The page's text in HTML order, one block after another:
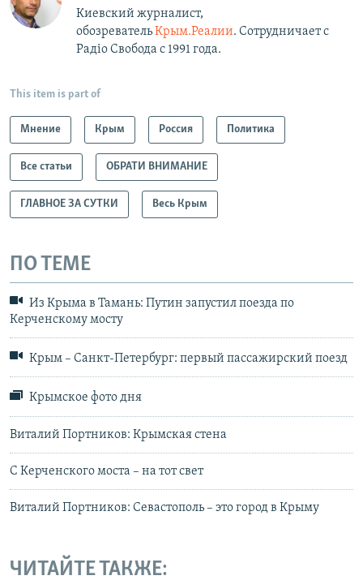
Киевский журналист,
обозревательКрым.Реалии. Сотрудничает с
Радiо Свобода с 1991 года.
This item is part of
Мнение Крым Россия Политика
Все статьи ОБРАТИ ВНИМАНИЕ
ГЛАВНОЕ ЗА СУТКИ Весь Крым
ПО ТЕМЕ
Из Крыма в Тамань: Путин запустил поезда по
Керченскому мосту
Крым – Санкт-Петербург: первый пассажирский поезд
Крымское фото дня
Виталий Портников: Крымская стена
С Керченского моста – на тот свет
Виталий Портников: Севастополь – это город в Крыму
ЧИТАЙТЕ ТАКЖЕ: